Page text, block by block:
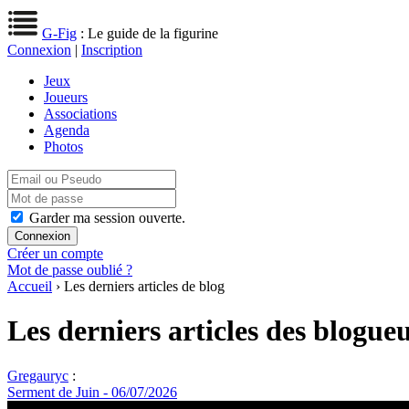
G-Fig : Le guide de la figurine
Connexion | Inscription
Jeux
Joueurs
Associations
Agenda
Photos
Garder ma session ouverte.
Créer un compte
Mot de passe oublié ?
Accueil › Les derniers articles de blog
Les derniers articles des
Gregauryc :
Serment de Juin - 06/07/2026